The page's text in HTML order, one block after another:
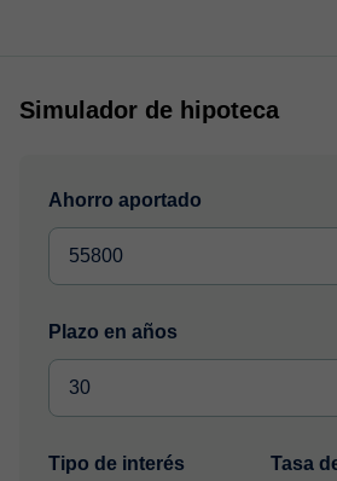
Simulador de hipoteca
Ahorro aportado
Plazo en años
Tipo de interés Tasa